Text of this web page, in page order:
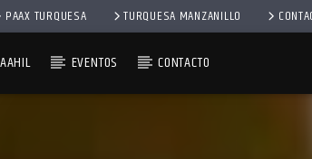
PAAX TURQUESA TURQUESA MANZANILLO
EVENTOS CONTACTO